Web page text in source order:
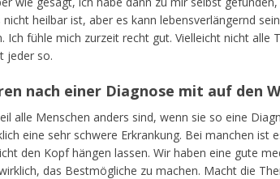
heilbar ist, aber es kann lebensverlängernd
fühle mich zurzeit recht gut. Vielleicht nicht alle
jeder so.
nach einer Diagnose mit auf den
alle Menschen anders sind, wenn sie so eine
eine sehr schwere Erkrankung. Bei manchen ist
den Kopf hängen lassen. Wir haben eine gute
das Bestmögliche zu machen. Macht die